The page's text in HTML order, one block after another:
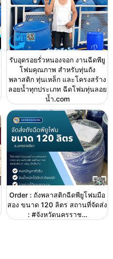
รับอุดรอยรั่วหนองจอก งานฉีดพียู
โฟมคุณภาพ สำหรับทุ่นถัง
พลาสติก ทุ่นเหล็ก และโครงสร้าง
ลอยน้ำทุกประเภท ฉีดโฟมทุ่นลอย
น้ำ.com
Order : ถังพลาสติกฉีดพียูโฟมมือ
สอง ขนาด 120 ลิตร สถานที่จัดส่ง
: #จังหวัดนครราช…